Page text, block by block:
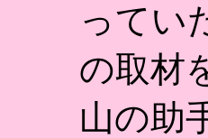
ってい
の取材
山の助